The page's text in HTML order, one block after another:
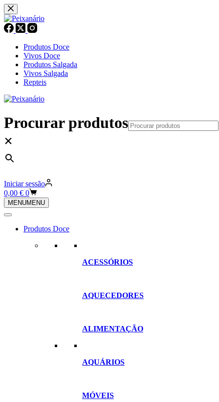
Pular
para
o
conteúdo
Produtos Doce
Vivos Doce
Produtos Salgada
Vivos Salgada
Repteis
Procurar produtos
×
Iniciar sessão
Carrinho
de
compras
0,00 € 0
MENUMENU
Produtos Doce
ACESSÓRIOS
AQUECEDORES
ALIMENTAÇÃO
AQUÁRIOS
MÓVEIS